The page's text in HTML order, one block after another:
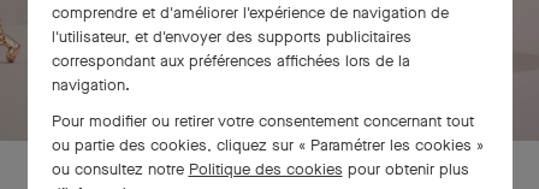
comprendre et d'améliorer l'expérience de navigation de
l'utilisateur, et d'envoyer des supports publicitaires
correspondant aux préférences affichées lors de la
navigation.
Pour modifier ou retirer votre consentement concernant tout
ou partie des cookies, cliquez sur « Paramétrer les cookies »
ou consultez notre Politique des cookies pour obtenir plus